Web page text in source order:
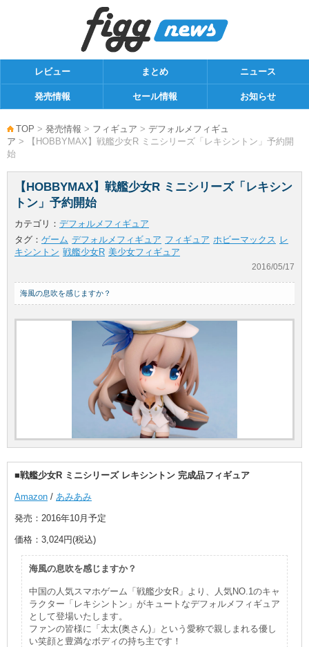
レビュー まとめ ニュース
発売情報 セール情報 お知らせ
TOP > 発売情報 > フィギュア > デフォルメフィギュ
ア > 【HOBBYMAX】戦艦少女R ミニシリーズ「レキシントン」予約開
始
【HOBBYMAX】戦艦少女R ミニシリーズ「レキシン
トン」予約開始
カテゴリ： デフォルメフィギュア
タグ： ゲーム デフォルメフィギュア フィギュア ホビーマックス レ
キシントン 戦艦少女R 美少女フィギュア
2016/05/17
海風の息吹を感じますか？
■戦艦少女R ミニシリーズ レキシントン 完成品フィギュア
Amazon / あみあみ
発売：2016年10月予定
価格：3,024円(税込)
海風の息吹を感じますか？
中国の人気スマホゲーム「戦艦少女R」より、人気NO.1のキャ
ラクター「レキシントン」がキュートなデフォルメフィギュア
として登場いたします。
ファンの皆様に「太太(奥さん)」という愛称で親しまれる優し
い笑顔と豊満なボディの持ち主です！